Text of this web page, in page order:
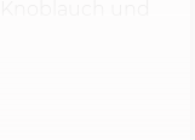
ich das?